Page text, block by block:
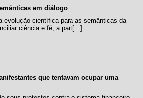
em diálogo
evolução científica para as semânticas da
ciência e fé, a part[...]
que tentavam ocupar uma